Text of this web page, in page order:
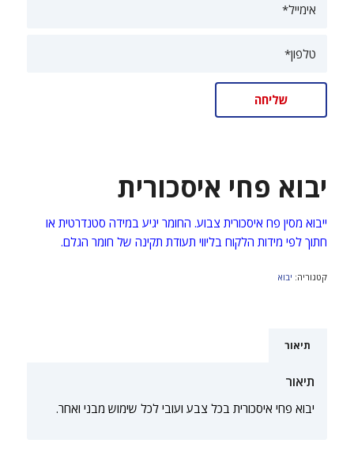
יבוא פחי איסכורית
ייבוא מסין פח איסכורית צבוע. החומר יגיע במידה סטנדרטית או
חתוך לפי מידות הלקוח בליווי תעודת תקינה של חומר הגלם.
קטגוריה: יבוא
תיאור
תיאור
יבוא פחי איסכורית בכל צבע ועובי לכל שימוש מבני ואחר.